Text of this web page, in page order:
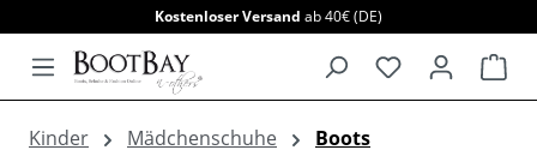
Kostenloser Versand ab 40€ (DE)
Kinder Mädchenschuhe Boots